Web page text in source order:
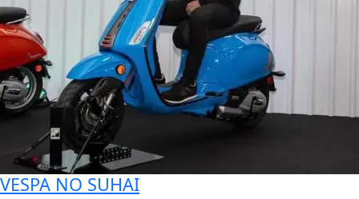
VESPA NO SUHAI